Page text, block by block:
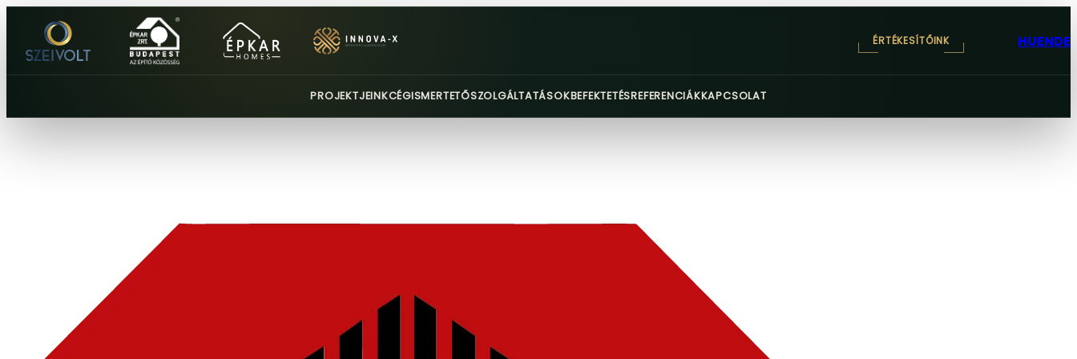
ÉRTÉKESÍTŐINK HUENDE
PROJEKTJEINKCÉGISMERTETŐSZOLGÁLTATÁSOKBEFEKTETÉSREFERENCIÁKKAPCSOLAT